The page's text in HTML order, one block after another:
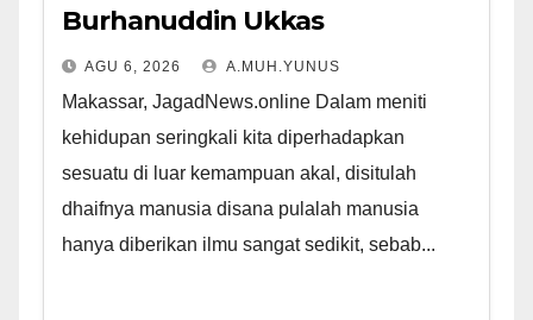
Burhanuddin Ukkas
AGU 6, 2026 A.MUH.YUNUS
Makassar, JagadNews.online Dalam meniti
kehidupan seringkali kita diperhadapkan
sesuatu di luar kemampuan akal, disitulah
dhaifnya manusia disana pulalah manusia
hanya diberikan ilmu sangat sedikit, sebab...